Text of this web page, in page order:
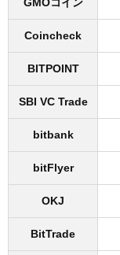
Coincheck
BITPOINT
SBI VC Trade
bitbank
bitFlyer
OKJ
BitTrade